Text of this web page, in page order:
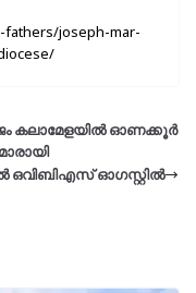
joseph-mar-
കലാമേളയിൽ ഓണക്കൂർ
ഓഗസ്റ്റിൽ